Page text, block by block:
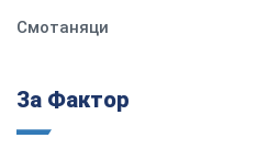
Смотаняци
За Фактор